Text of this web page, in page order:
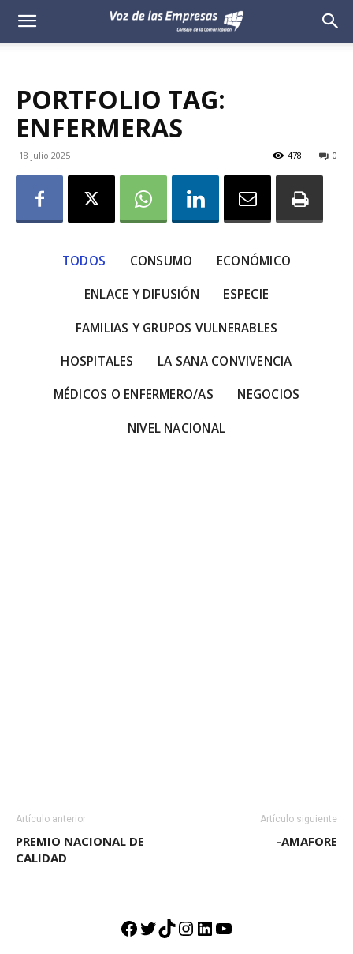
Voz
Empresas
PORTFOLIO TAG:
ENFERMERAS
18 julio 2025 0
478
TODOS CONSUMO ECONÓMICO
ENLACE Y DIFUSIÓN ESPECIE
FAMILIAS Y GRUPOS VULNERABLES
HOSPITALES LA SANA CONVIVENCIA
MÉDICOS O ENFERMERO/AS NEGOCIOS
NIVEL NACIONAL
Artículo anterior
PREMIO NACIONAL DE
CALIDAD
Artículo siguiente
-AMAFORE
Facebook
Twitter
TikTok
Instagram
LinkedIn
YouTube